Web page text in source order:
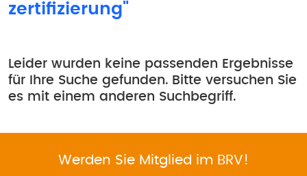
zertifizierung"
Leider wurden keine passenden Ergebnisse
für Ihre Suche gefunden. Bitte versuchen Sie
es mit einem anderen Suchbegriff.
Werden Sie Mitglied im BRV!